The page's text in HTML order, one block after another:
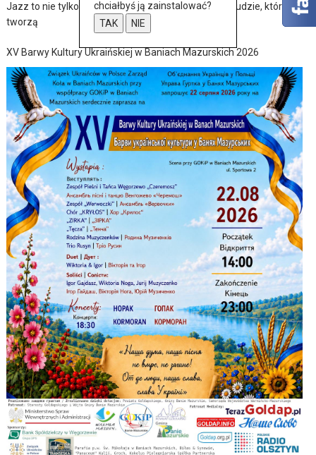
Jazz to nie tylko muzyka – to także historia, pasja i ludzie, którzy ją
tworzą
XV Barwy Kultury Ukraińskiej w Baniach Mazurskich 2026
chciałbyś ją zainstalować?
TAK
NIE